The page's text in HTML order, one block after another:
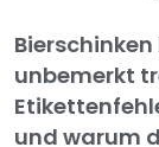
unbemerkt
und warum